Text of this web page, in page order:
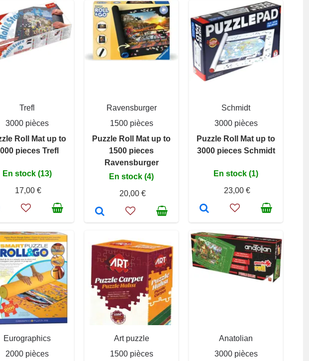
Trefl
3000 pièces
Roll Mat up to
pieces Trefl
En stock (13)
17,00 €
Ravensburger
1500 pièces
Puzzle Roll Mat up to
1500 pieces
Ravensburger
En stock (4)
20,00 €
Schmidt
3000 pièces
Puzzle Roll Mat up to
3000 pieces Schmidt
En stock (1)
23,00 €
Eurographics
2000 pièces
Art puzzle
1500 pièces
Anatolian
3000 pièces